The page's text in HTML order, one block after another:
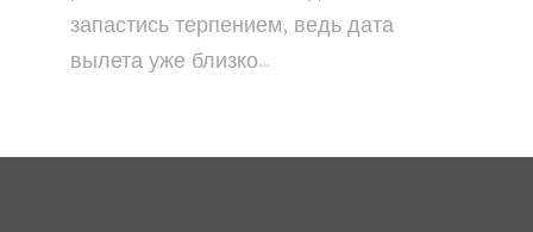
запастись терпением, ведь дата
вылета уже близко…